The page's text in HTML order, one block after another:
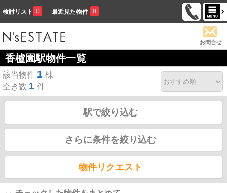
検討リスト 0 最近見た物件 0
お問合せ
香櫨園駅物件一覧
該当物件 1 棟
空き数 1 件
駅で絞り込む
さらに条件を絞り込む
物件リクエスト